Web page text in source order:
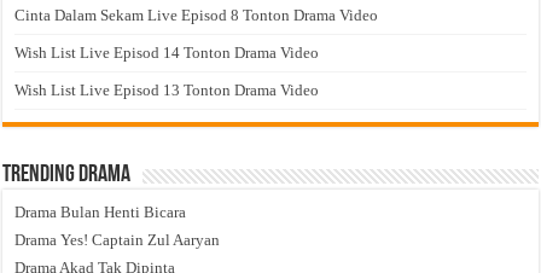
Cinta Dalam Sekam Live Episod 8 Tonton Drama Video
Wish List Live Episod 14 Tonton Drama Video
Wish List Live Episod 13 Tonton Drama Video
Trending Drama
Drama Bulan Henti Bicara
Drama Yes! Captain Zul Aaryan
Drama Akad Tak Dipinta